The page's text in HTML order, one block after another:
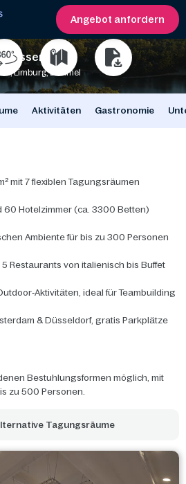
Angebot anfordern
Vossemeren
Limburg, Lommel
Aktivitäten Gastronomie
mit 7 flexiblen Tagungsräumen
Hotelzimmer (ca. 3300 Betten)
Ambiente für bis zu 300 Personen
Restaurants von italienisch bis Buffet
ideal für Teambuilding
& Düsseldorf, gratis Parkplätze
Bestuhlungsformen möglich, mit
zu 500 Personen.
Tagungsräume